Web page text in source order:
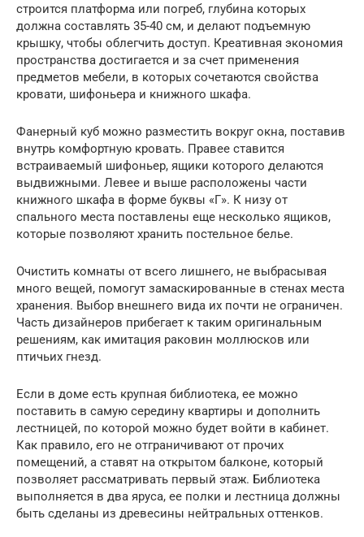
строится платформа или погреб, глубина которых
должна составлять 35-40 см, и делают подъемную
крышку, чтобы облегчить доступ. Креативная экономия
пространства достигается и за счет применения
предметов мебели, в которых сочетаются свойства
кровати, шифоньера и книжного шкафа.
Фанерный куб можно разместить вокруг окна, поставив
внутрь комфортную кровать. Правее ставится
встраиваемый шифоньер, ящики которого делаются
выдвижными. Левее и выше расположены части
книжного шкафа в форме буквы «Г». К низу от
спального места поставлены еще несколько ящиков,
которые позволяют хранить постельное белье.
Очистить комнаты от всего лишнего, не выбрасывая
много вещей, помогут замаскированные в стенах места
хранения. Выбор внешнего вида их почти не ограничен.
Часть дизайнеров прибегает к таким оригинальным
решениям, как имитация раковин моллюсков или
птичьих гнезд.
Если в доме есть крупная библиотека, ее можно
поставить в самую середину квартиры и дополнить
лестницей, по которой можно будет войти в кабинет.
Как правило, его не отграничивают от прочих
помещений, а ставят на открытом балконе, который
позволяет рассматривать первый этаж. Библиотека
выполняется в два яруса, ее полки и лестница должны
быть сделаны из древесины нейтральных оттенков.